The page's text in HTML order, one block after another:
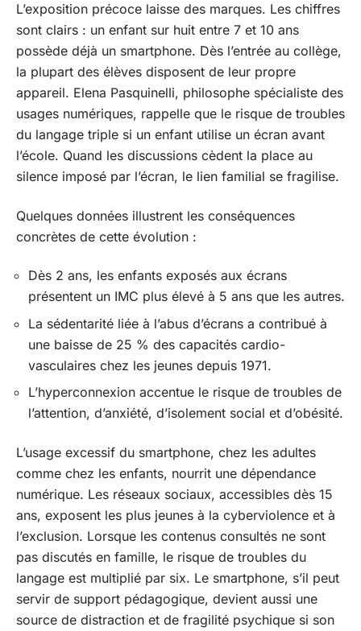
L’exposition précoce laisse des marques. Les chiffres
sont clairs : un enfant sur huit entre 7 et 10 ans
possède déjà un smartphone. Dès l’entrée au collège,
la plupart des élèves disposent de leur propre
appareil. Elena Pasquinelli, philosophe spécialiste des
usages numériques, rappelle que le risque de troubles
du langage triple si un enfant utilise un écran avant
l’école. Quand les discussions cèdent la place au
silence imposé par l’écran, le lien familial se fragilise.
Quelques données illustrent les conséquences
concrètes de cette évolution :
Dès 2 ans, les enfants exposés aux écrans
présentent un IMC plus élevé à 5 ans que les autres.
La sédentarité liée à l’abus d’écrans a contribué à
une baisse de 25 % des capacités cardio-
vasculaires chez les jeunes depuis 1971.
L’hyperconnexion accentue le risque de troubles de
l’attention, d’anxiété, d’isolement social et d’obésité.
L’usage excessif du smartphone, chez les adultes
comme chez les enfants, nourrit une dépendance
numérique. Les réseaux sociaux, accessibles dès 15
ans, exposent les plus jeunes à la cyberviolence et à
l’exclusion. Lorsque les contenus consultés ne sont
pas discutés en famille, le risque de troubles du
langage est multiplié par six. Le smartphone, s’il peut
servir de support pédagogique, devient aussi une
source de distraction et de fragilité psychique si son